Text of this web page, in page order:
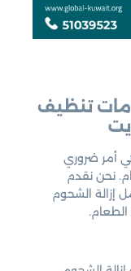
تنظيف
أمر ضروري
نحن نقدم
الشحوم
الطعام.